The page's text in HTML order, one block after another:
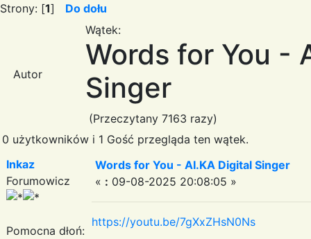
Strony: [1] Do dołu
Autor
Wątek:
Words for You -
Singer
(Przeczytany 7163 razy)
0 użytkowników i 1 Gość przegląda ten wątek.
Inkaz
Forumowicz
Pomocna dłoń:
Words for You - AI.KA Digital Singer
« : 09-08-2025 20:08:05 »
https://youtu.be/7gXxZHsN0Ns